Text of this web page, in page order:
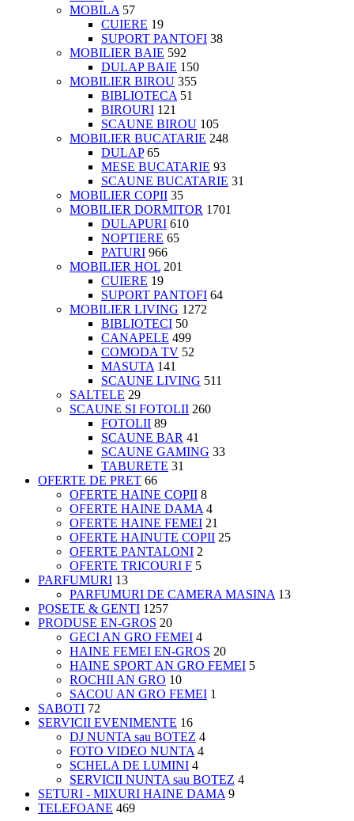
MOBILA 57
CUIERE 19
SUPORT PANTOFI 38
MOBILIER BAIE 592
DULAP BAIE 150
MOBILIER BIROU 355
BIBLIOTECA 51
BIROURI 121
SCAUNE BIROU 105
MOBILIER BUCATARIE 248
DULAP 65
MESE BUCATARIE 93
SCAUNE BUCATARIE 31
MOBILIER COPII 35
MOBILIER DORMITOR 1701
DULAPURI 610
NOPTIERE 65
PATURI 966
MOBILIER HOL 201
CUIERE 19
SUPORT PANTOFI 64
MOBILIER LIVING 1272
BIBLIOTECI 50
CANAPELE 499
COMODA TV 52
MASUTA 141
SCAUNE LIVING 511
SALTELE 29
SCAUNE SI FOTOLII 260
FOTOLII 89
SCAUNE BAR 41
SCAUNE GAMING 33
TABURETE 31
OFERTE DE PRET 66
OFERTE HAINE COPII 8
OFERTE HAINE DAMA 4
OFERTE HAINE FEMEI 21
OFERTE HAINUTE COPII 25
OFERTE PANTALONI 2
OFERTE TRICOURI F 5
PARFUMURI 13
PARFUMURI DE CAMERA MASINA 13
POSETE & GENTI 1257
PRODUSE EN-GROS 20
GECI AN GRO FEMEI 4
HAINE FEMEI EN-GROS 20
HAINE SPORT AN GRO FEMEI 5
ROCHII AN GRO 10
SACOU AN GRO FEMEI 1
SABOTI 72
SERVICII EVENIMENTE 16
DJ NUNTA sau BOTEZ 4
FOTO VIDEO NUNTA 4
SCHELA DE LUMINI 4
SERVICII NUNTA sau BOTEZ 4
SETURI - MIXURI HAINE DAMA 9
TELEFOANE 469